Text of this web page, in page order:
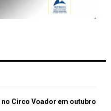
Circo Voador em outubro